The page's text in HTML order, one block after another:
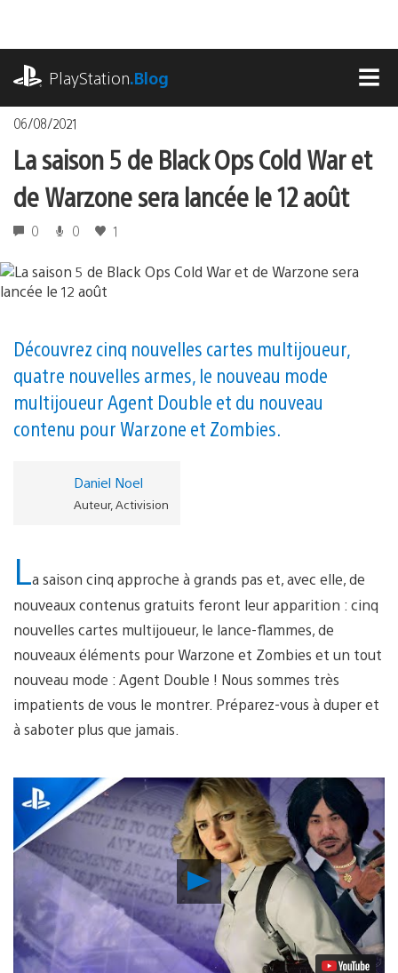
contenu
PlayStation.Blog
06/08/2021
La saison 5 de Black Ops Cold War et
de Warzone sera lancée le 12 août
0 0 1
Découvrez cinq nouvelles cartes multijoueur,
quatre nouvelles armes, le nouveau mode
multijoueur Agent Double et du nouveau
contenu pour Warzone et Zombies.
Daniel Noel
Auteur, Activision
La saison cinq approche à grands pas et, avec elle, de
nouveaux contenus gratuits feront leur apparition : cinq
nouvelles cartes multijoueur, le lance-flammes, de
nouveaux éléments pour Warzone et Zombies et un tout
nouveau mode : Agent Double ! Nous sommes très
impatients de vous le montrer. Préparez-vous à duper et
à saboter plus que jamais.
Lancer
la
vidéo